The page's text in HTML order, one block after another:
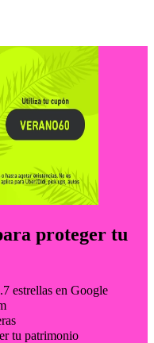
proteger tu
estrellas en Google
tu patrimonio